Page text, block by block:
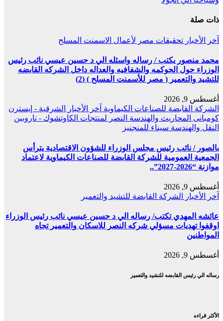
ذات صلة
آخر الأخبار تحقيقات مصر لأعمال الاسمنت المسلح
محمد منصور يكتب / رساله واسئله الي د حسين عيسي نائب رئيس
الوزراء حول الحوكمه والشفافيه والعداله داخل الشركه القابضه
للتشيد والتعمير ( مصر للأسمنت المسلح ) (2)
أغسطس 9, 2026
الشركة القابضة للصناعات الكيماوية آخر الأخبار
الشرقية - إيسترن
كومبانى المحاريث والهندسة النصر لمنتجات الكاوتشوك - ناروبين
النقل والهندسة سيناء للمنجنيز
بالصور / نائب رئيس مجلس الوزراء للشؤون الاقتصادية يترأس
الجمعية العمومية للشركة القابضة للصناعات الكيماوية لاعتماد
موازنة “2026-2027”..
أغسطس 9, 2026
آخر الأخبار
الشركة القابضة للتشيد والتعمير
عائشه المهدي تكتب/ رساله الي د حسين عيسي نائب رئيس الوزراء
اوقفوا تهديات مسؤلي شركه النصر للاسكان والتعمير تجاه
المواطنين
أغسطس 9, 2026
رساله الي رئيس القابضه للتشيد والتعمير
الأكثر قراءه